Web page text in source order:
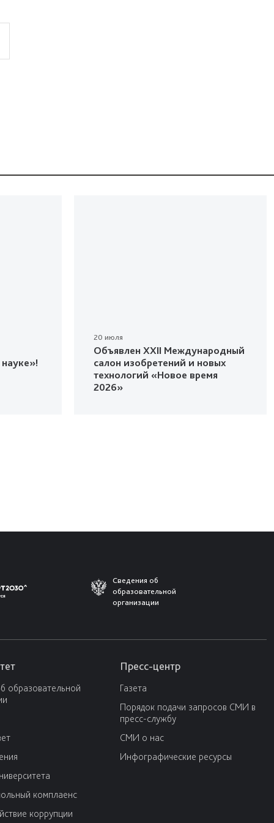
20 июля
Объявлен XXII Международный
салон изобретений и новых
технологий «Новое время
2026»
Сведения об
образовательной
организации
образовательной
комплаенс
коррупции
Пресс-центр
Газета
Порядок подачи запросов СМИ в
пресс-службу
СМИ о нас
Инфографические ресурсы